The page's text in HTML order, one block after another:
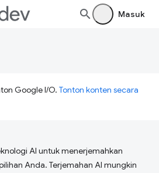
Masuk
Google I/O. Tonton konten secara
AI untuk menerjemahkan
Anda. Terjemahan AI mungkin